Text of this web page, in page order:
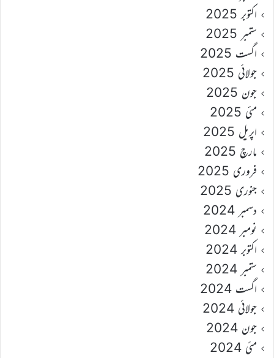
اکتوبر 2025
ستمبر 2025
اگست 2025
جولائی 2025
جون 2025
مئی 2025
اپریل 2025
مارچ 2025
فروری 2025
جنوری 2025
دسمبر 2024
نومبر 2024
اکتوبر 2024
ستمبر 2024
اگست 2024
جولائی 2024
جون 2024
مئی 2024